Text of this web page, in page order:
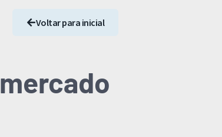
Voltar para inicial